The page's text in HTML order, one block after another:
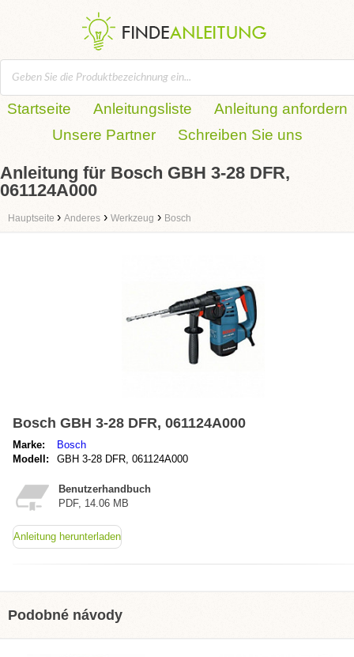
Startseite Anleitungsliste
Anleitung anfordern
Unsere Partner
Schreiben Sie uns
Anleitung für Bosch GBH 3-28 DFR,
061124A000
Hauptseite › Anderes › Werkzeug › Bosch
Bosch GBH 3-28 DFR, 061124A000
Marke:
Bosch
Modell:
GBH 3-28 DFR, 061124A000
Benutzerhandbuch
PDF, 14.06 MB
Anleitung herunterladen
Podobné návody